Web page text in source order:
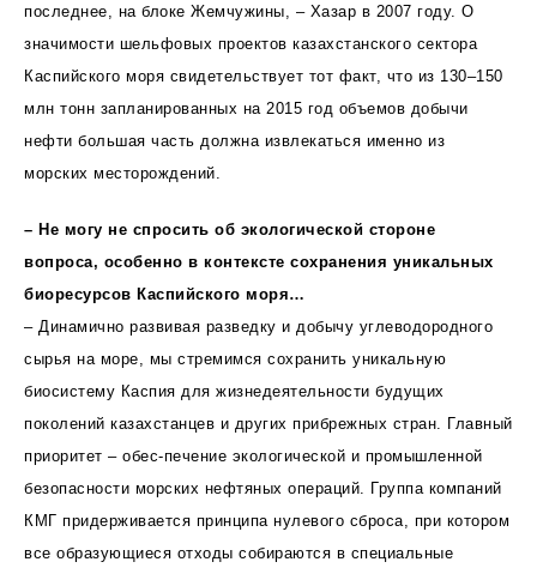
последнее, на блоке Жемчужины, – Хазар в 2007 году. О
значимости шельфовых проектов казахстанского сектора
Каспийского моря свидетельствует тот факт, что из 130–150
млн тонн запланированных на 2015 год объемов добычи
нефти большая часть должна извлекаться именно из
морских месторождений.
– Не могу не спросить об экологической стороне
вопроса, особенно в контексте сохранения уникальных
биоресурсов Каспийского моря…
– Динамично развивая разведку и добычу углеводородного
сырья на море, мы стремимся сохранить уникальную
биосистему Каспия для жизнедеятельности будущих
поколений казахстанцев и других прибрежных стран. Главный
приоритет – обес-печение экологической и промышленной
безопасности морских нефтяных операций. Группа компаний
КМГ придерживается принципа нулевого сброса, при котором
все образующиеся отходы собираются в специальные